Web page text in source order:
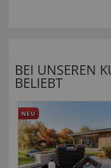
BEI UNSEREN
BELIEBT
NEU